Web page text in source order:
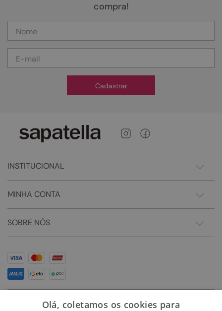
compra!
Cadastrar
INSTITUCIONAL
MINHA CONTA
SOBRE NÓS
Olá, coletamos os cookies para